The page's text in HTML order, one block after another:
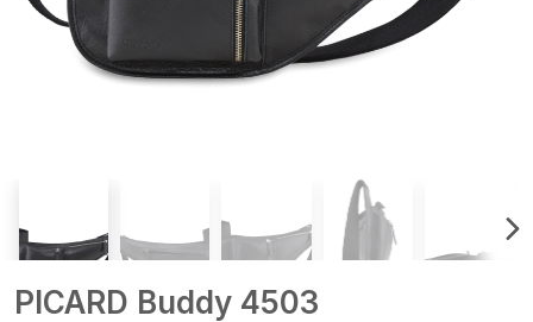
PICARD Buddy 4503